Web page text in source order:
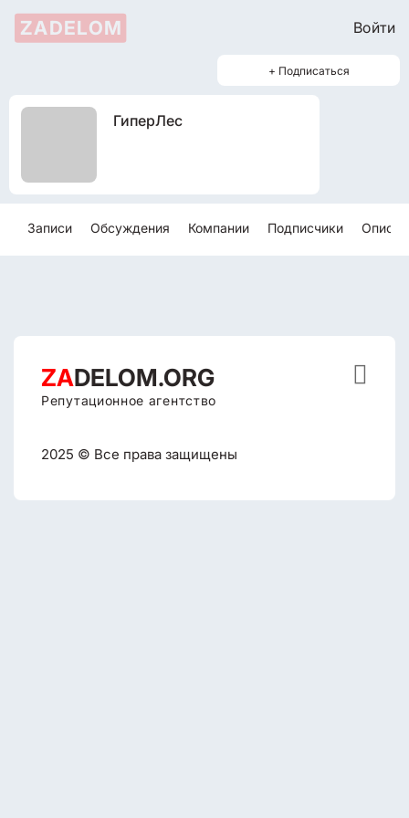
ZADELOM Войти
+ Подписаться
ГиперЛес
Записи Обсуждения Компании Подписчики
ZADELOM.ORG
Репутационное агентство
2025 © Все права защищены
